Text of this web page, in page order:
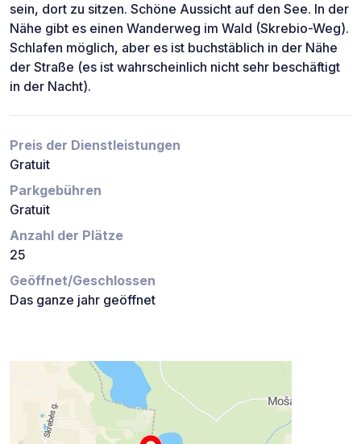
sein, dort zu sitzen. Schöne Aussicht auf den See. In der
Nähe gibt es einen Wanderweg im Wald (Skrebio-Weg).
Schlafen möglich, aber es ist buchstäblich in der Nähe
der Straße (es ist wahrscheinlich nicht sehr beschäftigt
in der Nacht).
Preis der Dienstleistungen
Gratuit
Parkgebühren
Gratuit
Anzahl der Plätze
25
Geöffnet/Geschlossen
Das ganze jahr geöffnet